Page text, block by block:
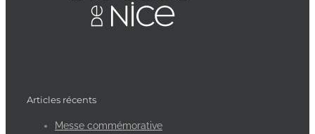
Articles récents
Messe commémorative